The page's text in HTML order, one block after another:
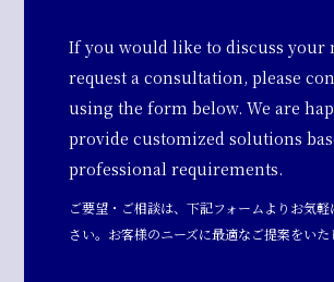
If you would like to discuss your
request a consultation, please
using the form below. We are
provide customized solutions
professional requirements.
ご要望・ご相談は、下記フォームよりお気
さい。お客様のニーズに最適なご提案をいた